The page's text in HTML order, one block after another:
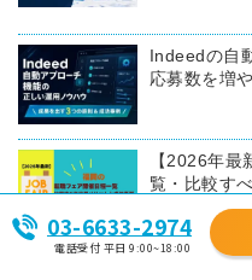
Indeedの自
応募数を増
【2026年
覧・比較す
03-6633-2974
電話受付 平日 9:00~18:00